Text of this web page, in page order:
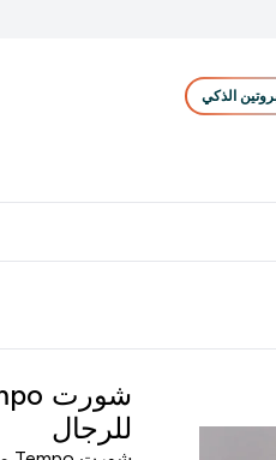
الذكي
للرجال